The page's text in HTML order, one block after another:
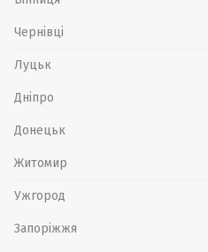
Чернівці
Луцьк
Дніпро
Донецьк
Житомир
Ужгород
Запоріжжя